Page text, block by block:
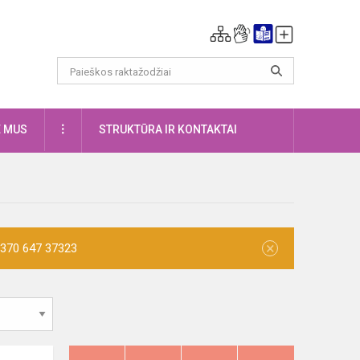
MUS DAUGIAUSTRUKTŪRA IR KONTAKTAI
647 37323 ×